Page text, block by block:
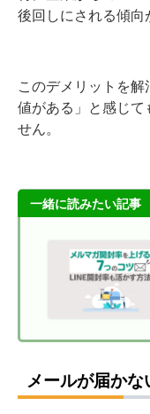
後回しにされる傾向
このデメリットを
値がある」と感じて
せん。
一緒に読みたい記事
メールが届か